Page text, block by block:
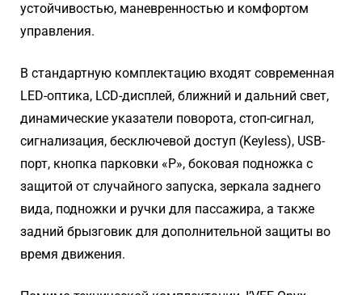
устойчивостью, маневренностью и комфортом
управления.
В стандартную комплектацию входят современная
LED-оптика, LCD-дисплей, ближний и дальний свет,
динамические указатели поворота, стоп-сигнал,
сигнализация, бесключевой доступ (Keyless), USB-
порт, кнопка парковки «P», боковая подножка с
защитой от случайного запуска, зеркала заднего
вида, подножки и ручки для пассажира, а также
задний брызговик для дополнительной защиты во
время движения.